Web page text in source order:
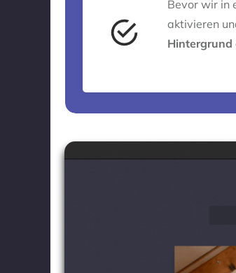
Bevor wir in
aktivieren
Hintergrund